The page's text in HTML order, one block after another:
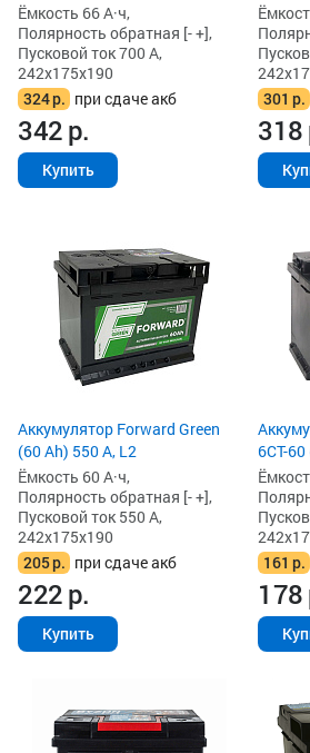
Ёмкость 66 А·ч,
Полярность обратная [- +],
Пусковой ток 700 А,
242x175x190
324р. при сдаче акб
342р.
Купить
301 р.
318
Аккумулятор Forward Green
(60 Ah) 550 А, L2
Ёмкость 60 А·ч,
Полярность обратная [- +],
Пусковой ток 550 А,
242x175x190
205р. при сдаче акб
222р.
Купить
6CT-
161 р.
178